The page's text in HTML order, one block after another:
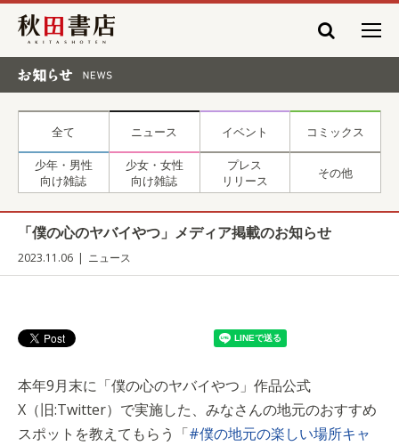
秋田書店
全て ニュース イベント コミックス
少年・男性
向け雑誌
少女・女性
向け雑誌
プレス
リリース
その他
「僕の心のヤバイやつ」メディア掲載のお知らせ
2023.11.06 ニュース
本年9月末に「僕の心のヤバイやつ」作品公式
X（旧:Twitter）で実施した、みなさんの地元のおすすめ
スポットを教えてもらう「#僕の地元の楽しい場所キャ